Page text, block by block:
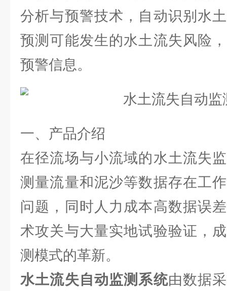
分析与预警技术，自动识别水
预测可能发生的水土流失风险
预警信息。
一、产品介绍
在径流场与小流域的水土流失
测量流量和泥沙等数据存在工
问题，同时人力成本高数据误
术攻关与大量实地试验验证，
测模式的革新。
水土流失自动监测系统由数据